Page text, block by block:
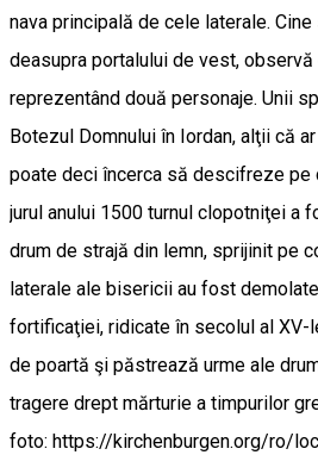
nava principală de cele laterale.
deasupra portalului de vest,
reprezentând două personaje. Unii
Botezul Domnului în Iordan, alţii că
poate deci încerca să descifreze pe
jurul anului 1500 turnul clopotniţei a
drum de strajă din lemn, sprijinit pe
laterale ale bisericii au fost
fortificaţiei, ridicate în secolul al XV-
de poartă şi păstrează urme ale
tragere drept mărturie a timpurilor
foto: https://kirchenburgen.org/ro/